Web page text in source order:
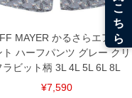
象商品は1本につき税込6,000円以
+税）となります。）
います。
：裾にファスナーや調節ひもが付
MAYER かるさらエアープ
ト ハーフパンツ グレー クリ
ラビット柄 3L 4L 5L 6L 8L
¥7,590